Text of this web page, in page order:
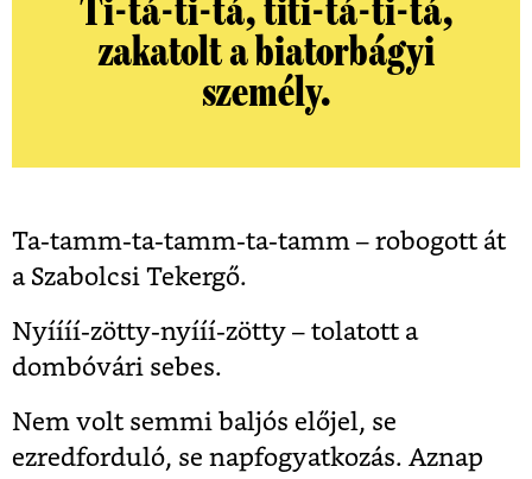
Ti-tá-ti-tá, titi-tá-ti-tá,
zakatolt a biatorbágyi
személy.
Ta-tamm-ta-tamm-ta-tamm – robogott át
a Szabolcsi Tekergő.
Nyíííí-zötty-nyííí-zötty – tolatott a
dombóvári sebes.
Nem volt semmi baljós előjel, se
ezredforduló, se napfogyatkozás. Aznap